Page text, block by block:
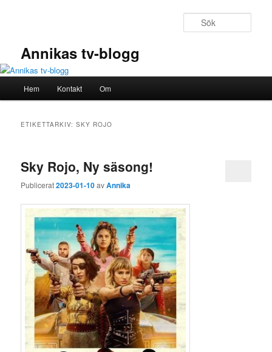
Annikas tv-blogg
Hem Kontakt Om
ETIKETTARKIV:SKY ROJO
Sky Rojo, Ny säsong!
Publicerat2023-01-10avAnnika